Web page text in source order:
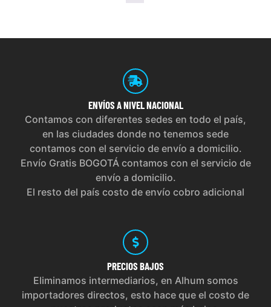
ENVÍOS A NIVEL NACIONAL
Contamos con diferentes sedes en todo el país,
en las ciudades donde no tenemos sede
contamos con el servicio de envío a domicilio.
Envío Gratis BOGOTÁ contamos con el servicio de
envío a domicilio.
El resto del país costo de envío cobro adicional
PRECIOS BAJOS
Eliminamos intermediarios, en Alhum somos
importadores directos, esto hace que el costo de